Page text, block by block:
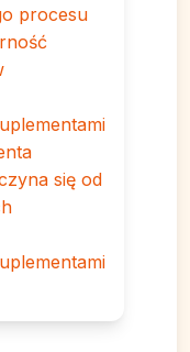
procesu
się od